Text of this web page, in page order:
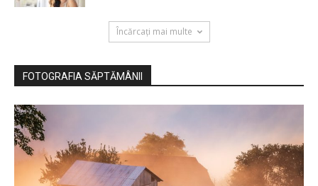
Încărcați mai multe
FOTOGRAFIA SĂPTĂMÂNII